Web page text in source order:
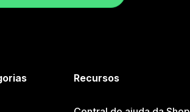
Recursos